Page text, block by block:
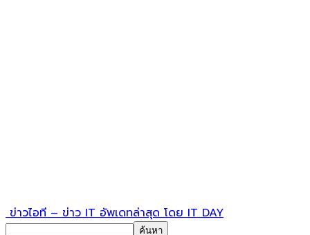
ข่าวไอที – ข่าว IT อัพเดทล่าสุด โดย IT DAY